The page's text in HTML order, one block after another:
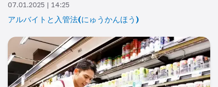
07.01.2025 | 14:25
アルバイトと入管法(にゅうかんほう)